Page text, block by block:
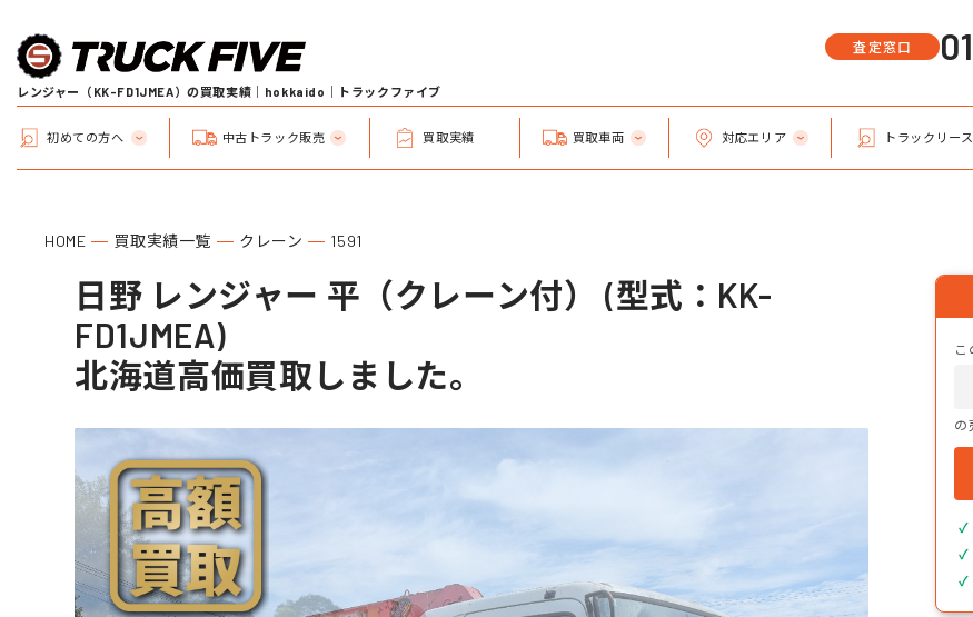
レンジャー（KK-FD1JMEA）の買取実績｜hokkaido｜トラックファイブ
査定窓口
初めての方へ 中古トラック販売 買取実績 買取車両 対応エリア トラックリー
HOME 買取実績一覧 クレーン 1591
日野 レンジャー 平（クレーン付） (型式：KK-
FD1JMEA)
北海道高価買取しました。
こ
の